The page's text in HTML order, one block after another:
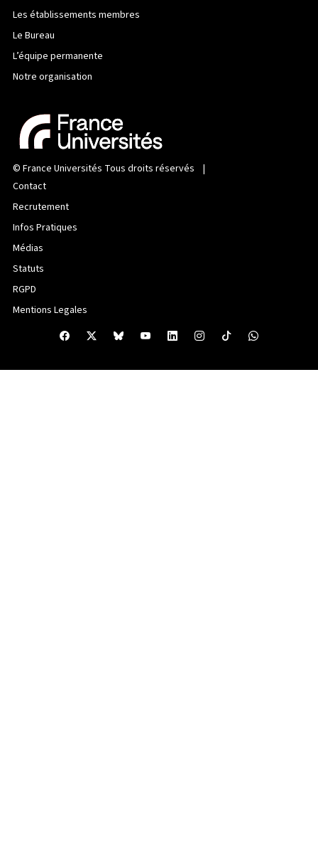
Les établissements membres
Le Bureau
L’équipe permanente
Notre organisation
© France Universités Tous droits réservés |
Contact
Recrutement
Infos Pratiques
Médias
Statuts
RGPD
Mentions Legales